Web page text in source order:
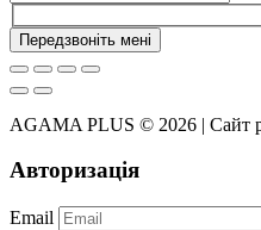
Передзвоніть мені
AGAMA PLUS © 2026 | Сайт
Авторизація
Email